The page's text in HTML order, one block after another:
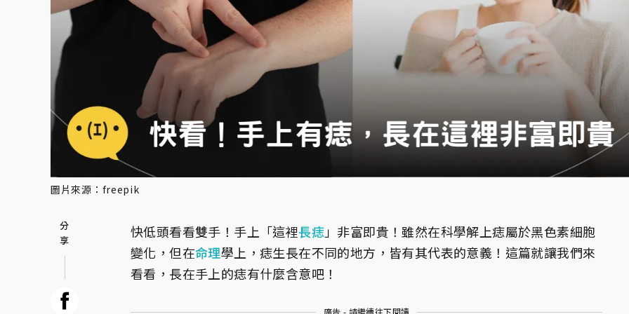
圖片來源：freepik
快低頭看看雙手！手上「這裡長痣」非富即貴！雖然在科學解上痣屬於黑色素細胞
變化，但在命理學上，痣生長在不同的地方，皆有其代表的意義！這篇就讓我們來
看看，長在手上的痣有什麼含意吧！
廣告 - 請繼續往下閱讀